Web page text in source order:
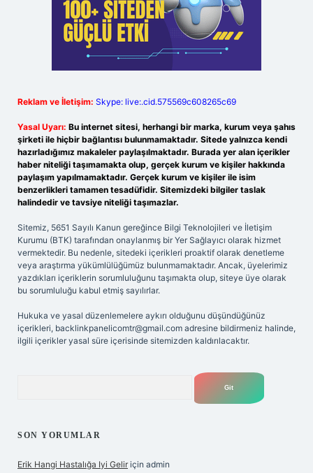
Reklam ve İletişim: Skype: live:.cid.575569c608265c69
Yasal Uyarı: Bu internet sitesi, herhangi bir marka, kurum veya şahıs
şirketi ile hiçbir bağlantısı bulunmamaktadır. Sitede yalnızca kendi
hazırladığımız makaleler paylaşılmaktadır. Burada yer alan içerikler
haber niteliği taşımamakta olup, gerçek kurum ve kişiler hakkında
paylaşım yapılmamaktadır. Gerçek kurum ve kişiler ile isim
benzerlikleri tamamen tesadüfidir. Sitemizdeki bilgiler taslak
halindedir ve tavsiye niteliği taşımazlar.
Sitemiz, 5651 Sayılı Kanun gereğince Bilgi Teknolojileri ve İletişim
Kurumu (BTK) tarafından onaylanmış bir Yer Sağlayıcı olarak hizmet
vermektedir. Bu nedenle, sitedeki içerikleri proaktif olarak denetleme
veya araştırma yükümlülüğümüz bulunmamaktadır. Ancak, üyelerimiz
yazdıkları içeriklerin sorumluluğunu taşımakta olup, siteye üye olarak
bu sorumluluğu kabul etmiş sayılırlar.
Hukuka ve yasal düzenlemelere aykırı olduğunu düşündüğünüz
içerikleri, backlinkpanelicomtr@gmail.com adresine bildirmeniz halinde,
ilgili içerikler yasal süre içerisinde sitemizden kaldırılacaktır.
SON YORUMLAR
Erik Hangi Hastalığa Iyi Gelir için admin